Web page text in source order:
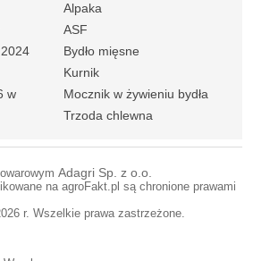
w
Alpaka
ASF
Bydło mięsne
Kurnik
Mocznik w żywieniu bydła
Trzoda chlewna
Adagri Sp. z o.o.
na agroFakt.pl są chronione prawami
r. Wszelkie prawa zastrzeżone.